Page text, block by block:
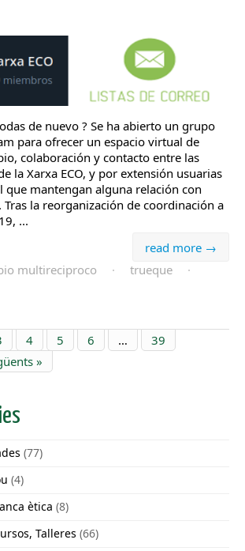
de nuevo ? Se ha abierto un grupo
para ofrecer un espacio virtual de
colaboración y contacto entre las
la Xarxa ECO, y por extensión usuarias
que mantengan alguna relación con
Tras la reorganización de coordinación a
...
read more →
multireciproco
· trueque
·
4 5 6 …
39
»
(77)
(4)
ètica (8)
Talleres (66)